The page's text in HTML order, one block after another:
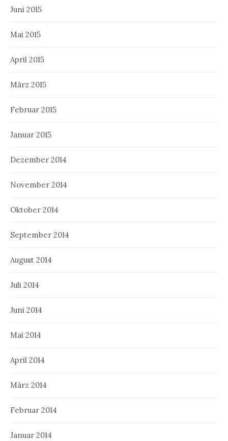
Juni 2015
Mai 2015
April 2015
März 2015
Februar 2015
Januar 2015
Dezember 2014
November 2014
Oktober 2014
September 2014
August 2014
Juli 2014
Juni 2014
Mai 2014
April 2014
März 2014
Februar 2014
Januar 2014